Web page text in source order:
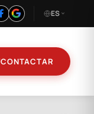
ES
CONTACTAR